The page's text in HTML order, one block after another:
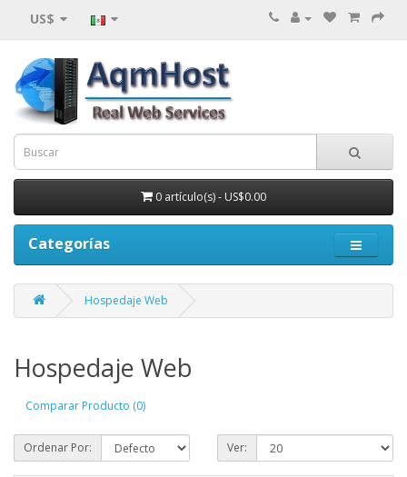
US$
0 artículo(s) - US$0.00
Categorías
Hospedaje Web
Hospedaje Web
Comparar Producto (0)
Ordenar Por: Ver: